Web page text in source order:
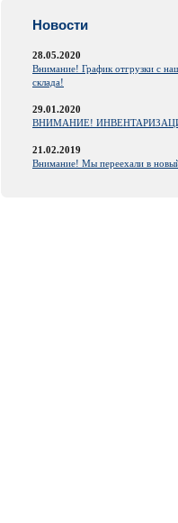
Новости
28.05.2020
Внимание! График отгрузки с
склада!
29.01.2020
ВНИМАНИЕ!
21.02.2019
Внимание! Мы переехали в